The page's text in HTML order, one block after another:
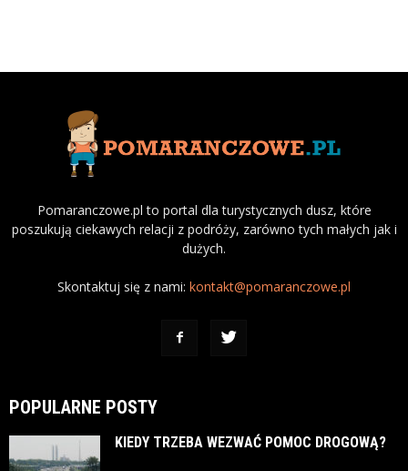
Pomaranczowe.pl to portal dla turystycznych dusz, które
poszukują ciekawych relacji z podróży, zarówno tych małych jak i
dużych.
Skontaktuj się z nami: kontakt@pomaranczowe.pl
POPULARNE POSTY
KIEDY TRZEBA WEZWAĆ POMOC DROGOWĄ?